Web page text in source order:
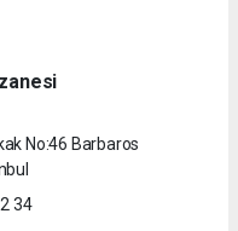
No:46 Barbaros
34